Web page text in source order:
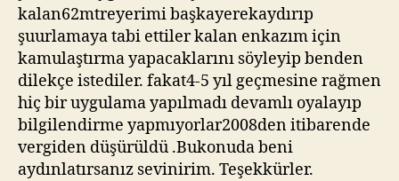
kalan62mtreyerimi başkayerekaydırıp
şuurlamaya tabi ettiler kalan enkazım için
kamulaştırma yapacaklarını söyleyip benden
dilekçe istediler. fakat4-5 yıl geçmesine rağmen
hiç bir uygulama yapılmadı devamlı oyalayıp
bilgilendirme yapmıyorlar2008den itibarende
vergiden düşürüldü .Bukonuda beni
aydınlatırsanız sevinirim. Teşekkürler.